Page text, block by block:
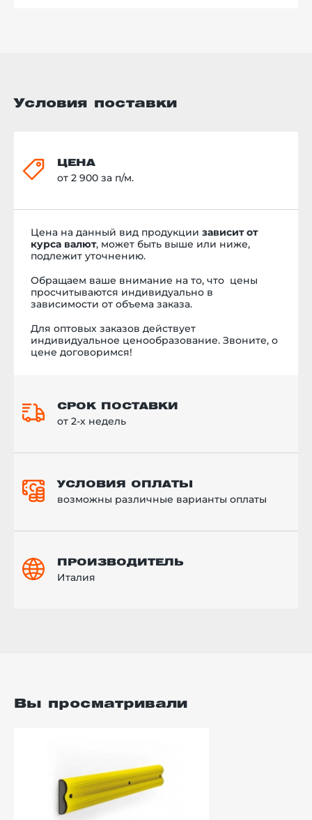
Условия поставки
ЦЕНА
от 2 900 за п/м.
Цена на данный вид продукции зависит от
курса валют, может быть выше или ниже,
подлежит уточнению.
Обращаем ваше внимание на то, что цены
просчитываются индивидуально в
зависимости от объема заказа.
Для оптовых заказов действует
индивидуальное ценообразование. Звоните, о
цене договоримся!
СРОК ПОСТАВКИ
от 2-х недель
УСЛОВИЯ ОПЛАТЫ
возможны различные варианты оплаты
ПРОИЗВОДИТЕЛЬ
Италия
Вы просматривали